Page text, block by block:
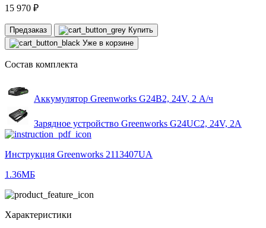
15 970 ₽
Предзаказ
Купить
Уже в корзине
Состав комплекта
Аккумулятор Greenworks G24B2, 24V, 2 А/ч
Зарядное устройство Greenworks G24UC2, 24V, 2А
Инструкция Greenworks 2113407UA
1.36МБ
Характеристики